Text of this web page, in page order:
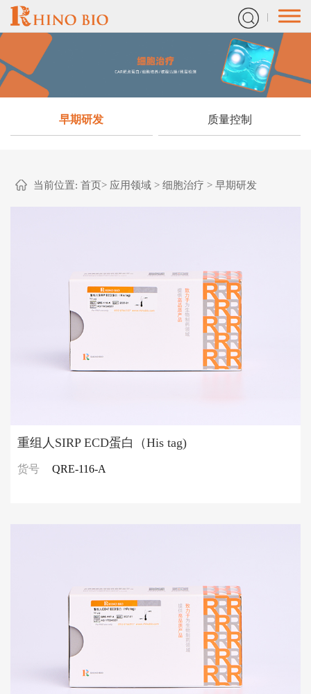
早期研发 质量控制
当前位置: 首页> 应用领域 > 细胞治疗 > 早期研发
重组人SIRP ECD蛋白（His tag)
货号 QRE-116-A